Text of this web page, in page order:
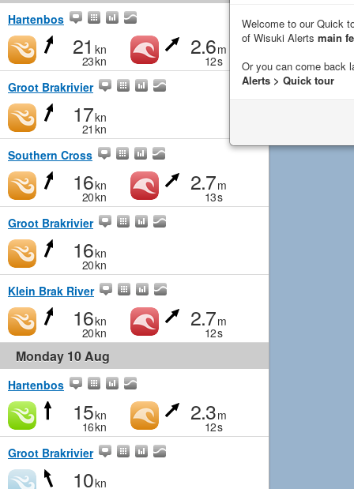
Hartenbos
21 kn
23kn
2.6m
12s
Groot Brakrivier
17kn
21 kn
Southern Cross
16kn
20kn
2.7m
13s
Groot Brakrivier
16kn
20kn
Klein Brak River
16kn
20kn
2.7m
12s
Monday 10 Aug
Hartenbos
15kn
16kn
2.3m
12s
Groot Brakrivier
10kn
Welcome to our Quick
of Wisuki Alerts main
Or you can come back
Alerts > Quick tour